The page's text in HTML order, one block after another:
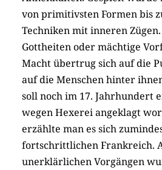
von primitivsten Formen bis
Techniken mit inneren
Gottheiten oder mächtige
Macht übertrug sich auf die
auf die Menschen hinter
soll noch im 17. Jahrhundert
wegen Hexerei angeklagt
erzählte man es sich
fortschrittlichen Frankreich.
unerklärlichen Vorgängen